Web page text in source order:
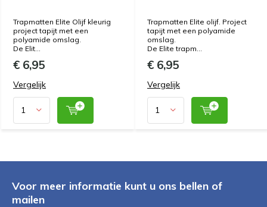
Trapmatten Elite Olijf kleurig
project tapijt met een
polyamide omslag.
De Elit...
€ 6,95
Vergelijk
Trapmatten Elite olijf. Project
tapijt met een polyamide
omslag.
De Elite trapm...
€ 6,95
Vergelijk
Voor meer informatie kunt u ons bellen of
mailen